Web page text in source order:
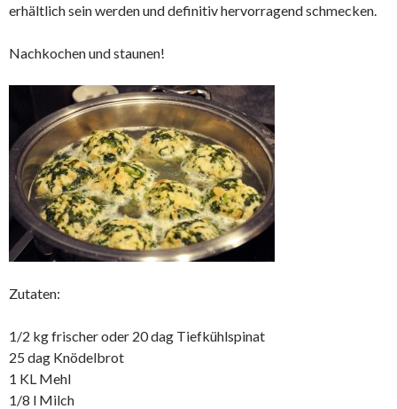
erhältlich sein werden und definitiv hervorragend schmecken.
Nachkochen und staunen!
Zutaten:
1/2 kg frischer oder 20 dag Tiefkühlspinat
25 dag Knödelbrot
1 KL Mehl
1/8 l Milch